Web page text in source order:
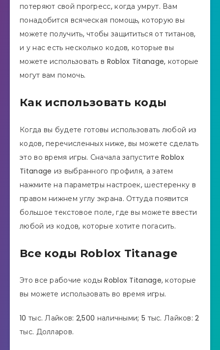
потеряют свой прогресс, когда умрут. Вам
понадобится всяческая помощь, которую вы
можете получить, чтобы защититься от титанов,
и у нас есть несколько кодов, которые вы
можете использовать в Roblox Titanage, которые
могут вам помочь.
Как использовать коды
Когда вы будете готовы использовать любой из
кодов, перечисленных ниже, вы можете сделать
это во время игры. Сначала запустите Roblox
Titanage из выбранного профиля, а затем
нажмите на параметры настроек, шестеренку в
правом нижнем углу экрана. Оттуда появится
большое текстовое поле, где вы можете ввести
любой из кодов, которые хотите погасить.
Все коды Roblox Titanage
Это все рабочие коды Roblox Titanage, которые
вы можете использовать во время игры.
10 тыс. Лайков: 2,500 наличными; 5 тыс. Лайков: 2
тыс. Долларов.